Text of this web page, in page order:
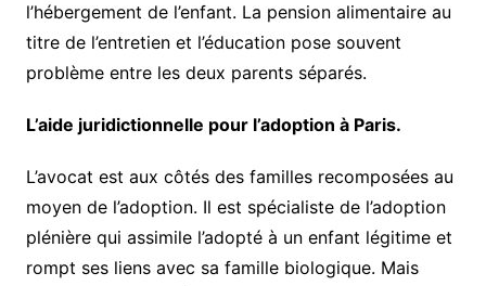
l’hébergement de l’enfant. La pension alimentaire au
titre de l’entretien et l’éducation pose souvent
problème entre les deux parents séparés.
L’aide juridictionnelle pour l’adoption à Paris.
L’avocat est aux côtés des familles recomposées au
moyen de l’adoption. Il est spécialiste de l’adoption
plénière qui assimile l’adopté à un enfant légitime et
rompt ses liens avec sa famille biologique. Mais